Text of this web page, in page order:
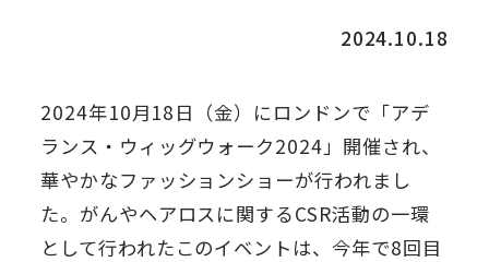
2024.10.18
2024年10月18日（金）にロンドンで「アデ
ランス・ウィッグウォーク2024」開催され、
華やかなファッションショーが行われまし
た。がんやヘアロスに関するCSR活動の一環
として行われたこのイベントは、今年で8回目